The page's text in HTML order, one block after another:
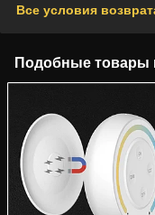
Все условия
Подобные товары